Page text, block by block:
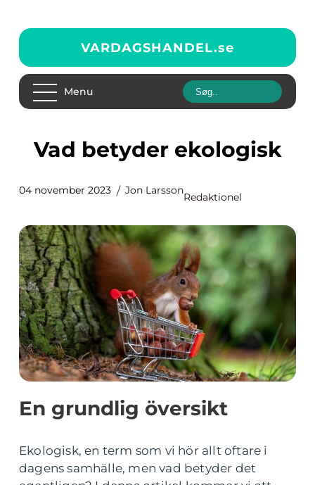
VARDAGSHANDEL.se
Menu
Vad betyder ekologisk
04 november 2023 Jon Larsson
Redaktionel
En grundlig översikt
Ekologisk, en term som vi hör allt oftare i
dagens samhälle, men vad betyder det